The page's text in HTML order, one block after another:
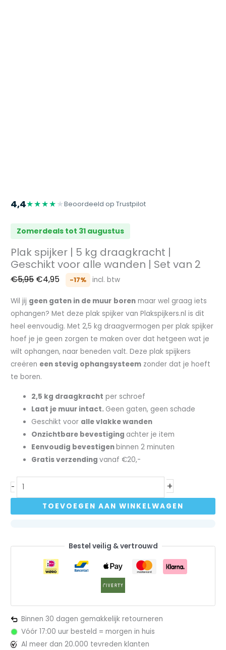
4,4★★★★★Beoordeeld op Trustpilot
Plak spijker | 5 kg draagkracht |
Geschikt voor alle wanden | Set van 2
€5,95 €4,95 -17% incl. btw
Wil jij geen gaten in de muur boren maar wel graag iets
ophangen? Met deze plak spijker van Plakspijkers.nl is dit
heel eenvoudig. Met 2,5 kg draagvermogen per plak spijker
hoef je je geen zorgen te maken over dat hetgeen wat je
wilt ophangen, naar beneden valt. Deze plak spijkers
creëren een stevig ophangsysteem zonder dat je hoeft
te boren.
2,5 kg draagkracht per schroef
Laat je muur intact. Geen gaten, geen schade
Geschikt voor alle vlakke wanden
Onzichtbare bevestiging achter je item
Eenvoudig bevestigenbinnen 2 minuten
Gratis verzendingvanaf €20,-
- +
TOEVOEGEN AAN WINKELWAGEN
Bestel veilig & vertrouwd
Binnen 30 dagen gemakkelijk retourneren
Vóór 17:00 uur besteld = morgen in huis
Al meer dan 20.000 tevreden klanten